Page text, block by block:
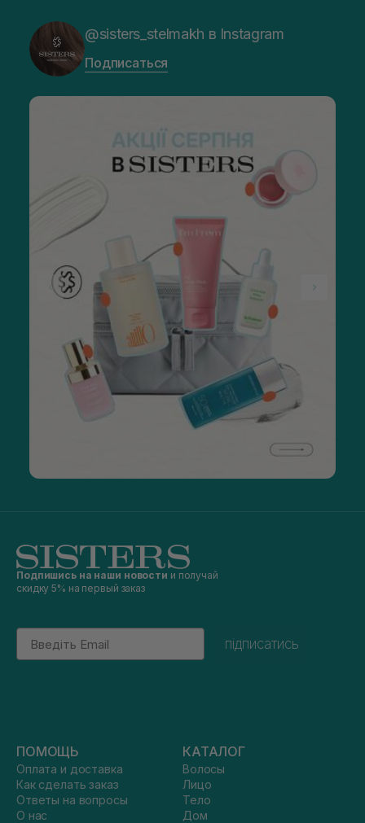
@sisters_stelmakh в Instagram
Подписаться
Подпишись на наши новости и получай
скидку 5% на первый заказ
Email
підписатись
ПОМОЩЬ
Оплата и доставка
Как сделать заказ
Ответы на вопросы
О нас
КАТАЛОГ
Волосы
Лицо
Тело
Дом